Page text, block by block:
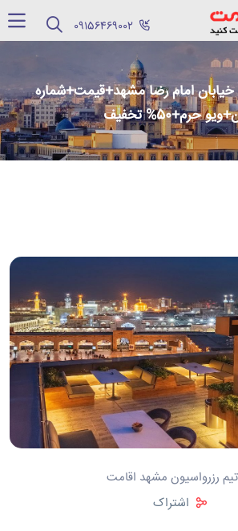
امام رضا مشهد+قیمت+شماره
حرم+50% تخفیف
تیم رزرواسیون مشهد اقامت
اشتراک